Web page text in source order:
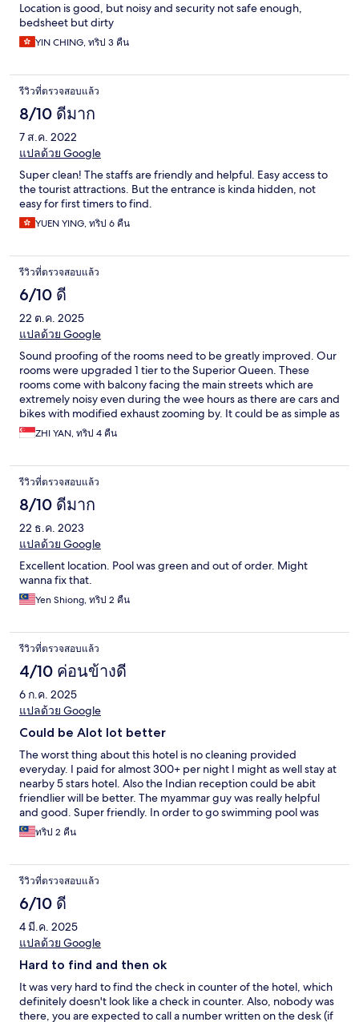
Location is good, but noisy and security not safe enough,
bedsheet but dirty
YIN CHING, ทริป 3 คืน
รีวิวที่ตรวจสอบแล้ว
8/10 ดีมาก
7 ส.ค. 2022
แปลด้วย Google
Super clean! The staffs are friendly and helpful. Easy access to
the tourist attractions. But the entrance is kinda hidden, not
easy for first timers to find.
YUEN YING, ทริป 6 คืน
รีวิวที่ตรวจสอบแล้ว
6/10 ดี
22 ต.ค. 2025
แปลด้วย Google
Sound proofing of the rooms need to be greatly improved. Our
rooms were upgraded 1 tier to the Superior Queen. These
rooms come with balcony facing the main streets which are
extremely noisy even during the wee hours as there are cars and
bikes with modified exhaust zooming by. It could be as simple as
replacing the old wooden door leading to the balcony with ones
that are properly sealed.
ZHI YAN, ทริป 4 คืน
รีวิวที่ตรวจสอบแล้ว
8/10 ดีมาก
22 ธ.ค. 2023
แปลด้วย Google
Excellent location. Pool was green and out of order. Might
wanna fix that.
Yen Shiong, ทริป 2 คืน
รีวิวที่ตรวจสอบแล้ว
4/10 ค่อนข้างดี
6 ก.ค. 2025
แปลด้วย Google
Could be Alot lot better
The worst thing about this hotel is no cleaning provided
everyday. I paid for almost 300+ per night I might as well stay at
nearby 5 stars hotel. Also the Indian reception could be abit
friendlier will be better. The myammar guy was really helpful
and good. Super friendly. In order to go swimming pool was
another area I found that is Abit weird. Also no mineral water
was provided.
ทริป 2 คืน
รีวิวที่ตรวจสอบแล้ว
6/10 ดี
4 มี.ค. 2025
แปลด้วย Google
Hard to find and then ok
It was very hard to find the check in counter of the hotel, which
definitely doesn't look like a check in counter. Also, nobody was
there, you are expected to call a number written on the desk (if